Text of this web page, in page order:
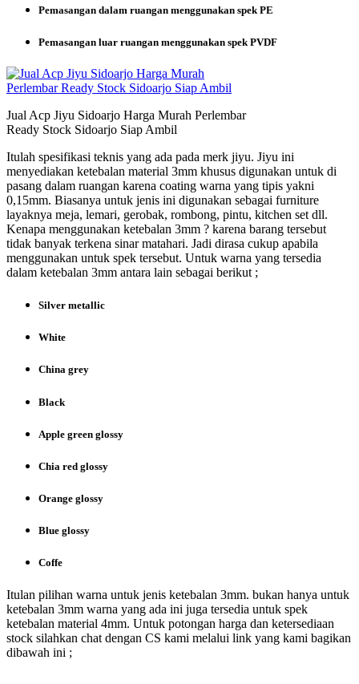
Pemasangan dalam ruangan menggunakan spek PE
Pemasangan luar ruangan menggunakan spek PVDF
Jual Acp Jiyu Sidoarjo Harga Murah Perlembar
Ready Stock Sidoarjo Siap Ambil
Itulah spesifikasi teknis yang ada pada merk jiyu. Jiyu ini
menyediakan ketebalan material 3mm khusus digunakan untuk di
pasang dalam ruangan karena coating warna yang tipis yakni
0,15mm. Biasanya untuk jenis ini digunakan sebagai furniture
layaknya meja, lemari, gerobak, rombong, pintu, kitchen set dll.
Kenapa menggunakan ketebalan 3mm ? karena barang tersebut
tidak banyak terkena sinar matahari. Jadi dirasa cukup apabila
menggunakan untuk spek tersebut. Untuk warna yang tersedia
dalam ketebalan 3mm antara lain sebagai berikut ;
Silver metallic
White
China grey
Black
Apple green glossy
Chia red glossy
Orange glossy
Blue glossy
Coffe
Itulan pilihan warna untuk jenis ketebalan 3mm. bukan hanya untuk
ketebalan 3mm warna yang ada ini juga tersedia untuk spek
ketebalan material 4mm. Untuk potongan harga dan ketersediaan
stock silahkan chat dengan CS kami melalui link yang kami bagikan
dibawah ini ;